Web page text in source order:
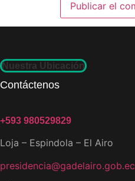
Nuestra Ubicación
Contáctenos
+593 980529829
Loja – Espindola – El Airo
presidencia@gadelairo.gob.ec